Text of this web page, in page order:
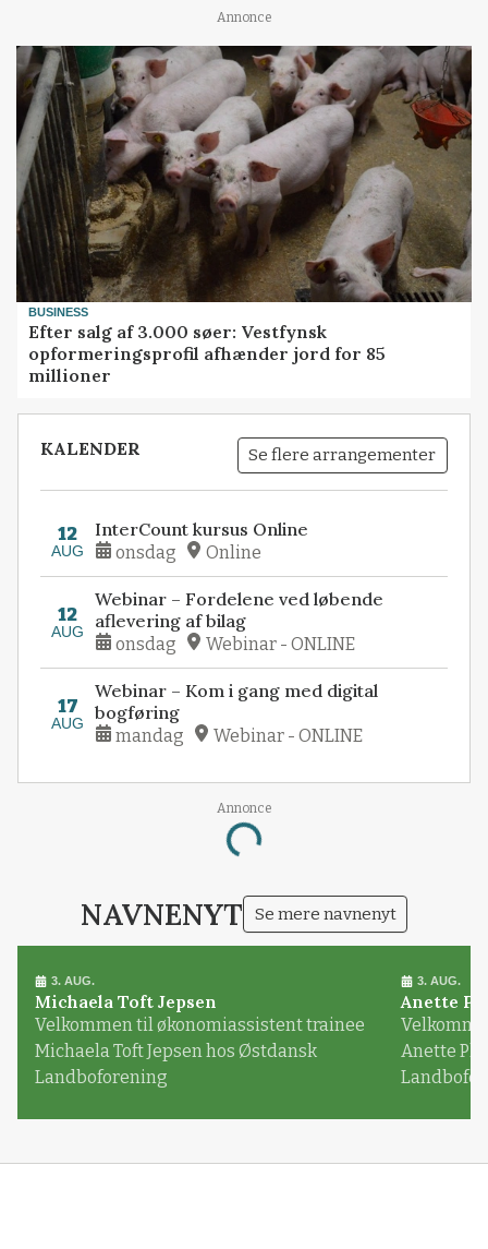
Annonce
BUSINESS
Efter salg af 3.000 søer: Vestfynsk
opformeringsprofil afhænder jord for 85
millioner
KALENDER Se flere arrangementer
12
AUG
InterCount kursus Online
onsdag Online
12
AUG
Webinar – Fordelene ved løbende
aflevering af bilag
onsdag Webinar - ONLINE
17
AUG
Webinar – Kom i gang med digital
bogføring
mandag Webinar - ONLINE
Annonce
Loading...
NAVNENYT Se mere navnenyt
3. AUG.
Michaela Toft Jepsen
Velkommen til økonomiassistent trainee
Michaela Toft Jepsen hos Østdansk
Landboforening
3. AUG.
Anette
Anette